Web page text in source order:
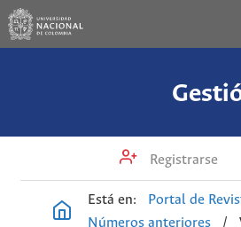
Registrarse
Está en: Portal de
Números anteriores
/